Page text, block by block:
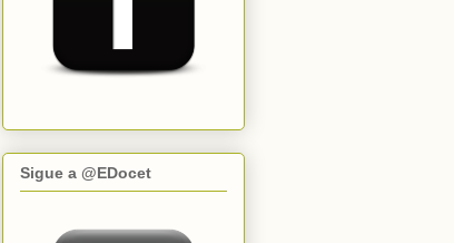
Sigue a @EDocet